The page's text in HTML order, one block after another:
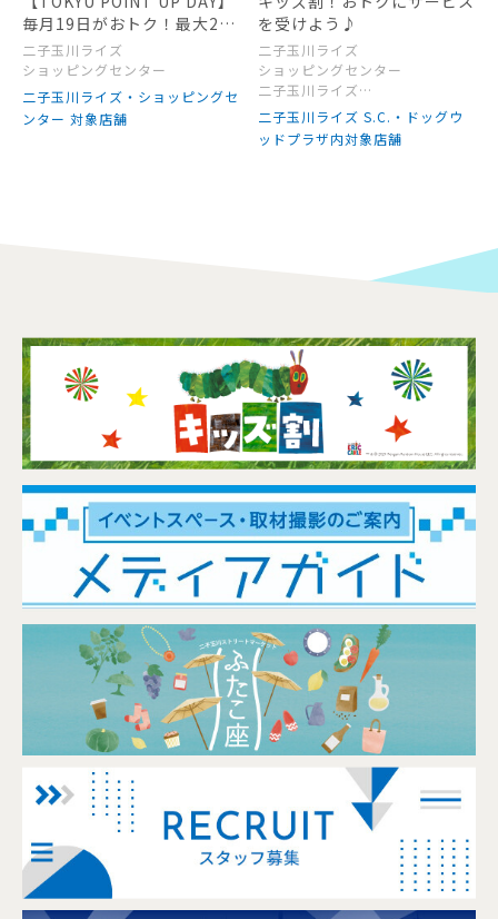
毎月19日がおトク！最大2％
ポイントアップデー！
二子玉川ライズ
ショッピングセンター
二子玉川ライズ・ショッピングセ
ンター 対象店舗
を受けよう♪
二子玉川ライズ
ショッピングセンター
二子玉川ライズ
ドッグウッドプラザ
二子玉川ライズ S.C.・ドッグウ
ッドプラザ内対象店舗